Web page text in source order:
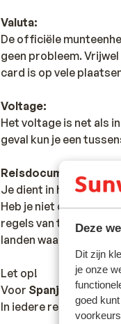
Deze
Dit zijn
je onze
goed
Valuta:
De officiële
geen probleem.
card is op vele
Voltage:
Het voltage is net als
geval kun je een
Reisdocumenten:
Je dient in het bezit te
Heb je niet de
regels van toepassing
landen waar je
Let op!
Voor Spanje
geldt:
In iedere reservering